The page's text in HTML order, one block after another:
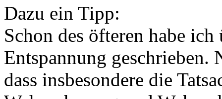
Dazu ein Tipp:
Schon des öfteren habe
Entspannung geschrieben.
dass insbesondere die